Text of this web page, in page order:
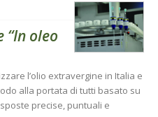
oleo
l’olio extravergine in Italia e
alla portata di tutti basato su
precise, puntuali e